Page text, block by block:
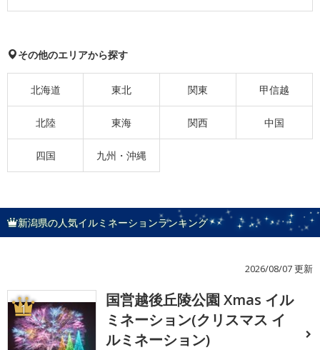
その他のエリアから探す
北海道 東北 関東 甲信越
北陸 東海 関西 中国
四国 九州・沖縄
新潟県の人気イルミネーションランキング
2026/08/07 更新
1
国営越後丘陵公園 Xmas イル
ミネーション(クリスマス イ
ルミネーション)